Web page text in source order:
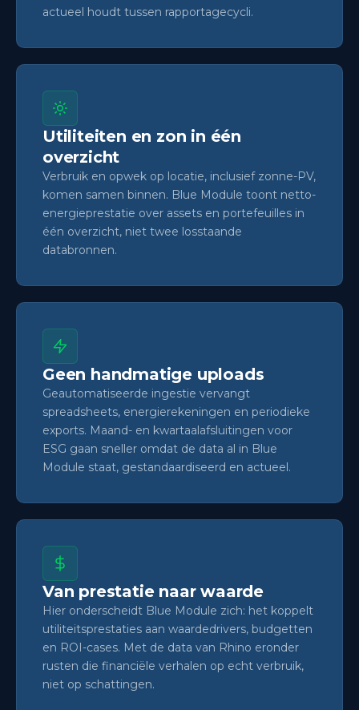
actueel houdt tussen rapportagecycli.
Utiliteiten en zon in één
overzicht
Verbruik en opwek op locatie, inclusief zonne-PV,
komen samen binnen. Blue Module toont netto-
energieprestatie over assets en portefeuilles in
één overzicht, niet twee losstaande
databronnen.
Geen handmatige uploads
Geautomatiseerde ingestie vervangt
spreadsheets, energierekeningen en periodieke
exports. Maand- en kwartaalafsluitingen voor
ESG gaan sneller omdat de data al in Blue
Module staat, gestandaardiseerd en actueel.
Van prestatie naar waarde
Hier onderscheidt Blue Module zich: het koppelt
utiliteitsprestaties aan waardedrivers, budgetten
en ROI-cases. Met de data van Rhino eronder
rusten die financiële verhalen op echt verbruik,
niet op schattingen.